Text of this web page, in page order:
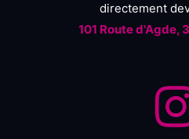
directement
101 Route d'Agde,